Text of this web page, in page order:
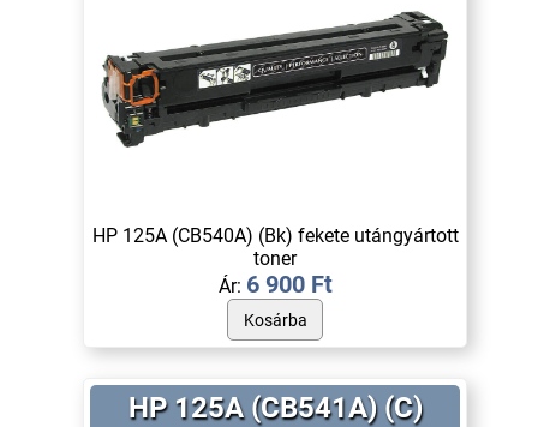
HP 125A (CB540A) (Bk) fekete utángyártott
toner
Ár: 6 900 Ft
HP 125A (CB541A) (C)